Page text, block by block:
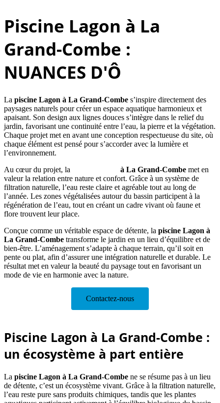
Piscine Lagon à La
Grand-Combe :
NUANCES D'Ô
La piscine Lagon à La Grand-Combe s’inspire directement des
paysages naturels pour créer un espace aquatique harmonieux et
apaisant. Son design aux lignes douces s’intègre dans le relief du
jardin, favorisant une continuité entre l’eau, la pierre et la végétation.
Chaque projet met en avant une conception respectueuse du site, où
chaque élément est pensé pour s’accorder avec la lumière et
l’environnement.
Au cœur du projet, la
à La Grand-Combe met en
valeur la relation entre nature et confort. Grâce à un système de
filtration naturelle, l’eau reste claire et agréable tout au long de
l’année. Les zones végétalisées autour du bassin participent à la
régénération de l’eau, tout en créant un cadre vivant où faune et
flore trouvent leur place.
Conçue comme un véritable espace de détente, la piscine Lagon à
La Grand-Combe transforme le jardin en un lieu d’équilibre et de
bien-être. L’aménagement s’adapte à chaque terrain, qu’il soit en
pente ou plat, afin d’assurer une intégration naturelle et durable. Le
résultat met en valeur la beauté du paysage tout en favorisant un
mode de vie en harmonie avec la nature.
Contactez-nous
Piscine Lagon à La Grand-Combe :
un écosystème à part entière
La piscine Lagon à La Grand-Combe ne se résume pas à un lieu
de détente, c’est un écosystème vivant. Grâce à la filtration naturelle,
l’eau reste pure sans produits chimiques, tandis que les plantes